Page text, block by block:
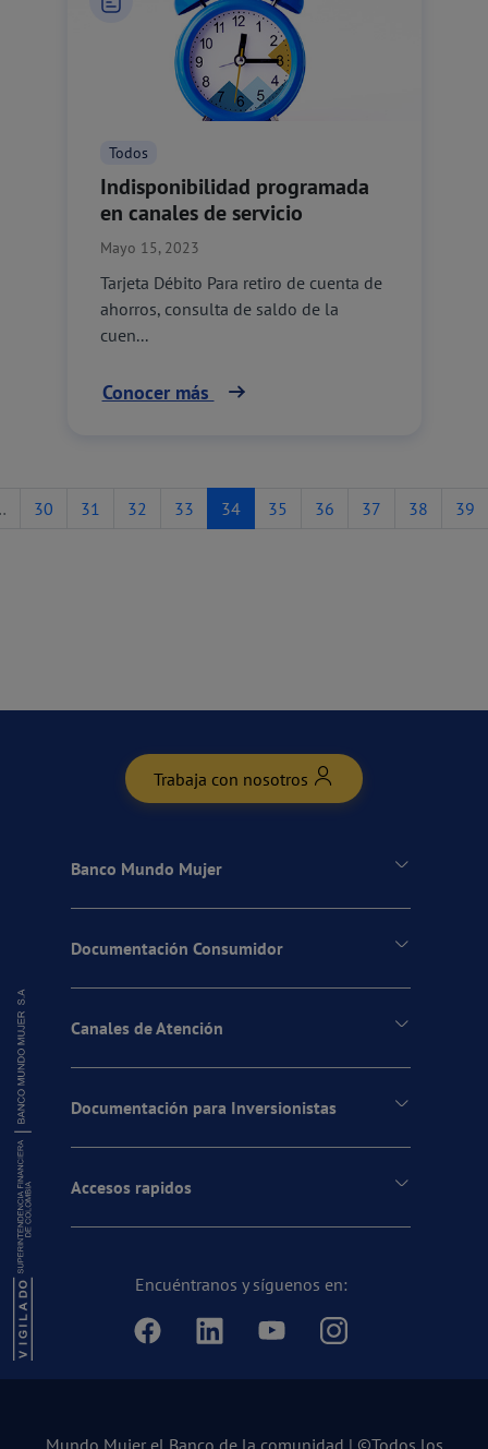
Todos
Indisponibilidad programada
en canales de servicio
Mayo 15, 2023
Tarjeta Débito Para retiro de cuenta de
ahorros, consulta de saldo de la
cuen...
Conocer más
30 31 32 33 34 35 36 37 38 39
Trabaja con nosotros
Banco Mundo Mujer
Documentación Consumidor
Canales de Atención
Documentación para Inversionistas
Accesos rapidos
Encuéntranos y síguenos en:
Mundo Mujer el Banco de la comunidad | ©Todos los